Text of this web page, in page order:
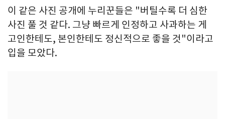
이 같은 사진 공개에 누리꾼들은 "버틸수록 더 심한
사진 풀 것 같다. 그냥 빠르게 인정하고 사과하는 게
고인한테도, 본인한테도 정신적으로 좋을 것"이라고
입을 모았다.